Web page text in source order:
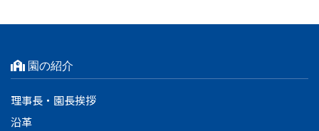
園の紹介
理事長・園長挨拶
沿革